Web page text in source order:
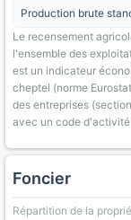
Production brute
Le recensement
l'ensemble des
est un indicateur
cheptel (norme
des entreprises
avec un code
Foncier
Répartition de la